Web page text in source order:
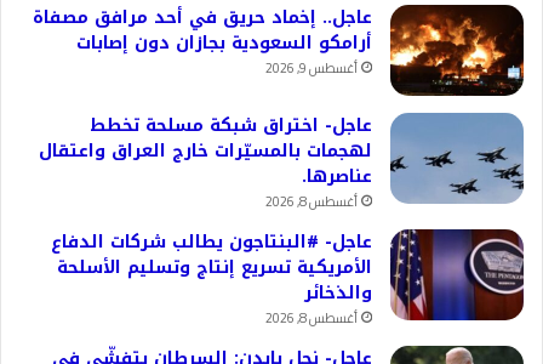
عاجل.. إخماد حريق في أحد مرافق مصفاة
أرامكو السعودية بجازان دون إصابات
أغسطس 9, 2026
عاجل- اختراق شبكة مسلحة تخطط
لهجمات بالمسيّرات خارج العراق واعتقال
عناصرها.
أغسطس 8, 2026
عاجل- #البنتاجون يطالب شركات الدفاع
الأمريكية تسريع إنتاج وتسليم الأسلحة
والذخائر
أغسطس 8, 2026